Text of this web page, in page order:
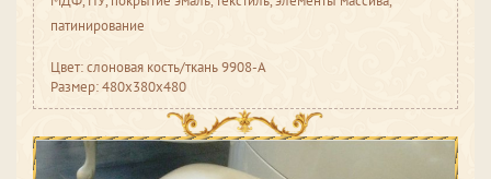
патинирование
Цвет: слоновая кость/ткань 9908-А
Размер: 480x380x480